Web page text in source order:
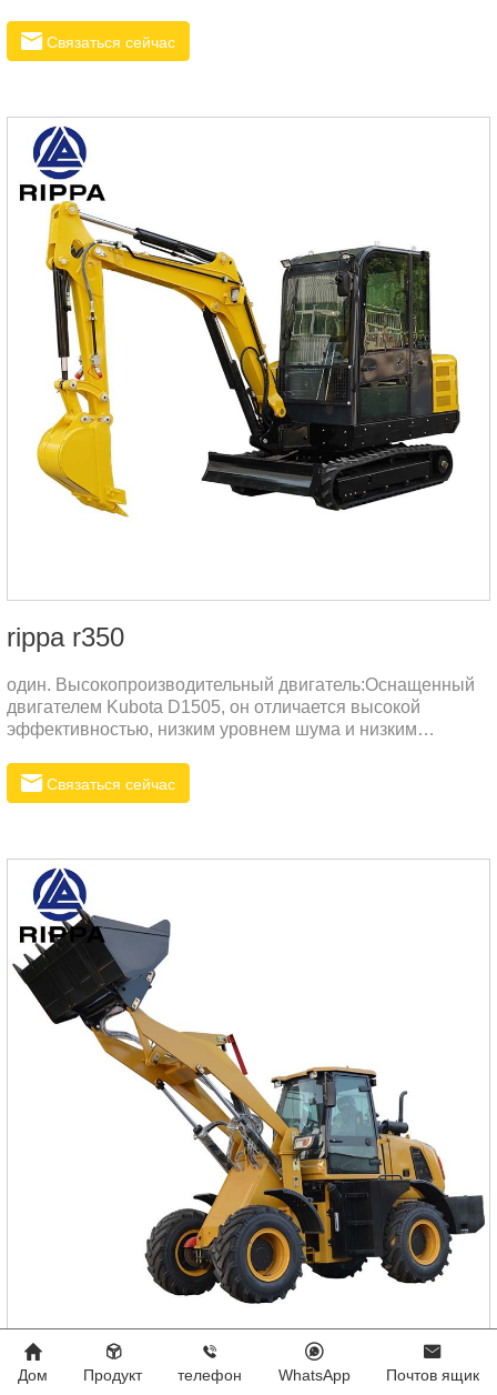
Связаться сейчас
rippa r350
один. Высокопроизводительный двигатель:Оснащенный
двигателем Kubota D1505, он отличается высокой
эффективностью, низким уровнем шума и низким
стандартам EPA4 и Евро-5.Максимальная мощность
составляет 25 л.с. (18,5 кВт), что обеспечивает высокую
Связаться сейчас
Колесный погрузчик R920
Дом Продукт телефон WhatsApp Почтов ящик